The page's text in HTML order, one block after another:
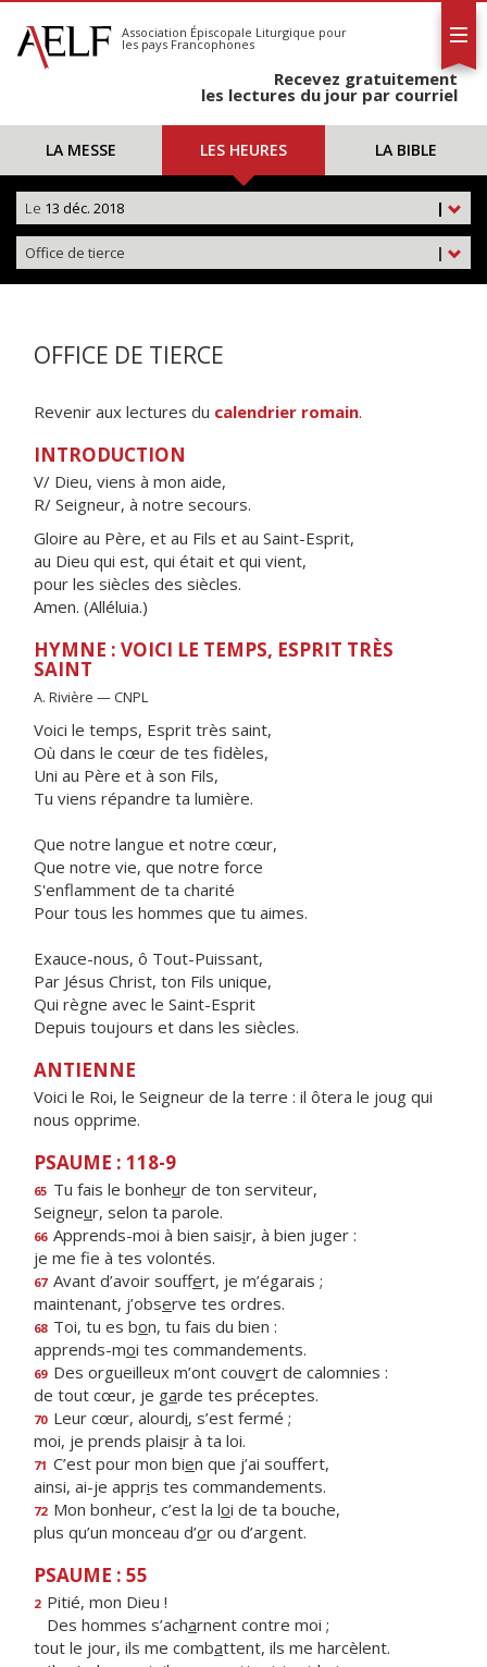
S'abonner
Calendrier
Association Épiscopale Liturgique pour
les pays Francophones
Recevez gratuitement
les lectures du jour par courriel
LA MESSE LES HEURES LA BIBLE
|
Le 13 déc. 2018
|
Office de tierce
OFFICE DE TIERCE
Revenir aux lectures du calendrier romain.
INTRODUCTION
V/ Dieu, viens à mon aide,
R/ Seigneur, à notre secours.
Gloire au Père, et au Fils et au Saint-Esprit,
au Dieu qui est, qui était et qui vient,
pour les siècles des siècles.
Amen. (Alléluia.)
HYMNE : VOICI LE TEMPS, ESPRIT TRÈS
SAINT
A. Rivière — CNPL
Voici le temps, Esprit très saint,
Où dans le cœur de tes fidèles,
Uni au Père et à son Fils,
Tu viens répandre ta lumière.
Que notre langue et notre cœur,
Que notre vie, que notre force
S'enflamment de ta charité
Pour tous les hommes que tu aimes.
Exauce-nous, ô Tout-Puissant,
Par Jésus Christ, ton Fils unique,
Qui règne avec le Saint-Esprit
Depuis toujours et dans les siècles.
ANTIENNE
Voici le Roi, le Seigneur de la terre : il ôtera le joug qui
nous opprime.
PSAUME : 118-9
65 Tu fais le bonheur de ton serviteur,
Seigneur, selon ta parole.
66 Apprends-moi à bien saisir, à bien juger :
je me fe à tes volontés.
67 Avant d’avoir souffert, je m’égarais ;
maintenant, j’observe tes ordres.
68 Toi, tu es bon, tu fais du bien :
apprends-moi tes commandements.
69 Des orgueilleux m’ont couvert de calomnies :
de tout cœur, je garde tes préceptes.
70 Leur cœur, alourdi, s’est fermé ;
moi, je prends plaisir à ta loi.
71 C’est pour mon bien que j’ai souffert,
ainsi, ai-je appris tes commandements.
72 Mon bonheur, c’est la loi de ta bouche,
plus qu’un monceau d’or ou d’argent.
PSAUME : 55
2 Pitié, mon Dieu !
Des hommes s’acharnent contre moi ;
tout le jour, ils me combattent, ils me harcèlent.